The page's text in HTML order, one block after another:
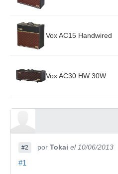
Vox AC15 Handwired
Vox AC30 HW 30W
#2 por Tokai el 10/06/2013
#1